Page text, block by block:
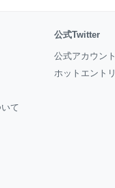
て
公式Twitter
公式アカウント
ホットエント